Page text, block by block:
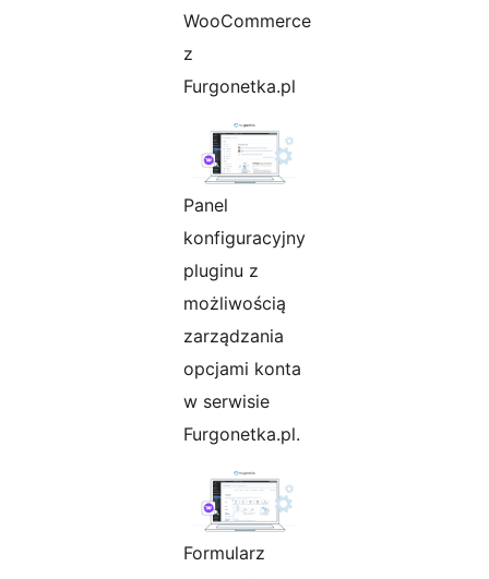
WooCommerce
z
Furgonetka.pl
Panel
konfiguracyjny
pluginu z
możliwością
zarządzania
opcjami konta
w serwisie
Furgonetka.pl.
Formularz